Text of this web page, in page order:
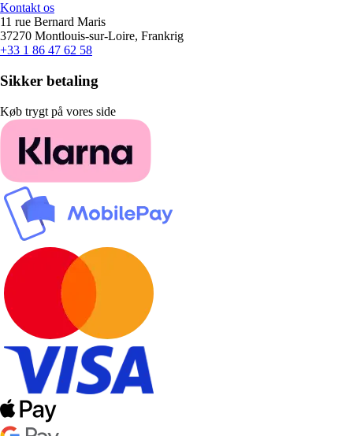
Kontakt os
11 rue Bernard Maris
37270 Montlouis-sur-Loire, Frankrig
+33 1 86 47 62 58
Sikker betaling
Køb trygt på vores side